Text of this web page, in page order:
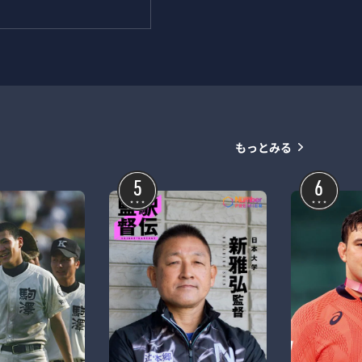
もっとみる
5 6